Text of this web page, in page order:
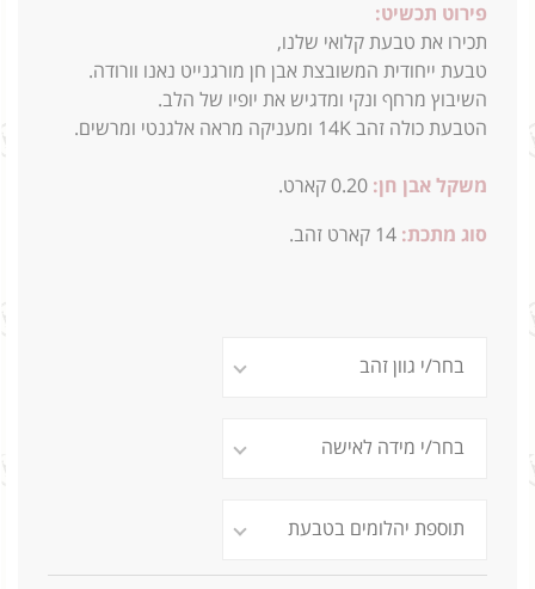
פירוט תכשיט:
תכירו את טבעת קלואי שלנו,
טבעת ייחודית המשובצת אבן חן מורגנייט נאנו וורודה.
השיבוץ מרחף ונקי ומדגיש את יופיו של הלב.
הטבעת כולה זהב 14K ומעניקה מראה אלגנטי ומרשים.
משקל אבן חן: 0.20 קארט.
סוג מתכת: 14 קארט זהב.